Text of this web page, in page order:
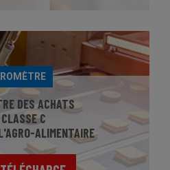
DES ACHATS
C
ALIMENTAIRE